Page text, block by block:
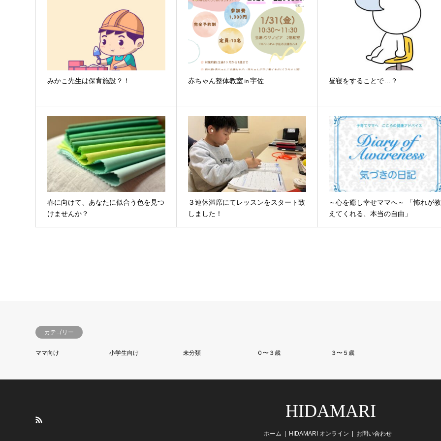
みかこ先生は保育施設？！ 赤ちゃん整体教室㏌宇佐 昼寝をすることで…？
春に向けて、あなたに似合う色を見つ
けませんか？
３連休満席にてレッスンをスタート致
しました！
～心を癒し幸せママへ～ 「怖れが教
えてくれる、本当の自由」
カテゴリー
ママ向け 小学生向け 未分類 ０〜３歳 ３〜５歳
HIDAMARI
ホーム HIDAMARI オンライン お問い合わせ